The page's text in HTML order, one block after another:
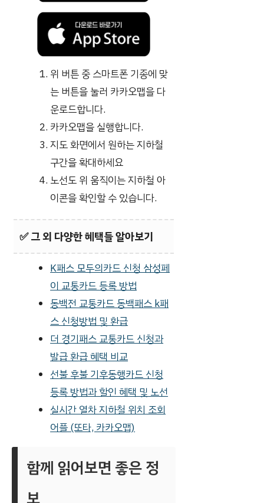
위 버튼 중 스마트폰 기종에 맞
는 버튼을 눌러 카카오맵을 다
운로드합니다.
카카오맵을 실행합니다.
지도 화면에서 원하는 지하철
구간을 확대하세요
노선도 위 움직이는 지하철 아
이콘을 확인할 수 있습니다.
✅그 외 다양한 혜택들 알아보기
K패스 모두의카드 신청 삼성페
이 교통카드 등록 방법
동백전 교통카드 동백패스 k패
스 신청방법 및 환급
더 경기패스 교통카드 신청과
발급 환급 혜택 비교
선불 후불 기후동행카드 신청
등록 방법과 할인 혜택 및 노선
실시간 열차 지하철 위치 조회
어플 (또타, 카카오맵)
함께 읽어보면 좋은 정